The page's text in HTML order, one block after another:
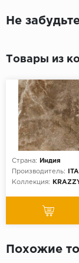
Не
Товары из
Страна:
Индия
Производитель:
Коллекция:
Похожие